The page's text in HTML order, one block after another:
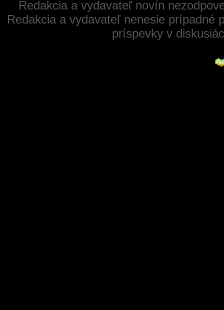
Redakcia a vydavateľ novín
Redakcia a vydavateľ nenesie prípadné
príspevky v